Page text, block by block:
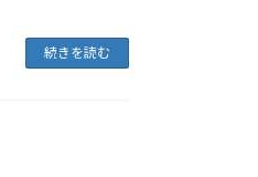
続きを読む